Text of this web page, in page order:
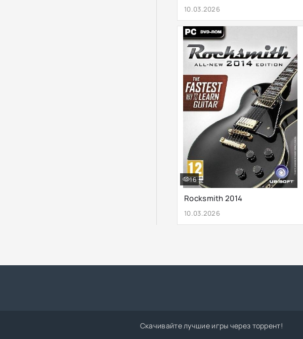
10.03.2026
Rocksmith 2014
10.03.2026
16
Скачивайте лучшие игры через торрент!